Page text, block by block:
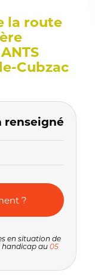
la route
Cubzac
renseigné
?
en situation de
handicap au05